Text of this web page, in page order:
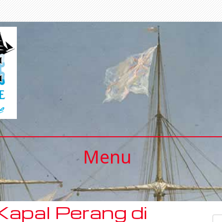
Menu
Perang di